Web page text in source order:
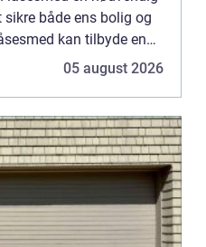
både ens bolig og
kan tilbyde en
05 august 2026